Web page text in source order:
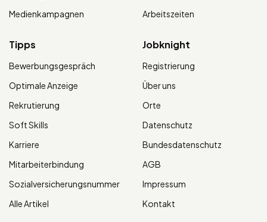
Medienkampagnen
Arbeitszeiten
Tipps
Bewerbungsgespräch
Optimale Anzeige
Rekrutierung
Soft Skills
Karriere
Mitarbeiterbindung
Sozialversicherungsnummer
Alle Artikel
Jobknight
Registrierung
Über uns
Orte
Datenschutz
Bundesdatenschutz
AGB
Impressum
Kontakt